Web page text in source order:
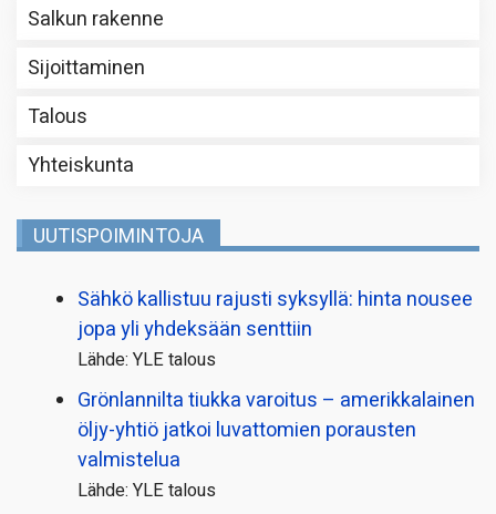
Salkun rakenne
Sijoittaminen
Talous
Yhteiskunta
UUTISPOIMINTOJA
Sähkö kallistuu rajusti syksyllä: hinta nousee
jopa yli yhdeksään senttiin
Lähde: YLE talous
Grönlannilta tiukka varoitus – amerikkalainen
öljy-yhtiö jatkoi luvattomien porausten
valmistelua
Lähde: YLE talous